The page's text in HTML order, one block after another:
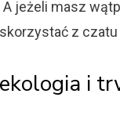
jeżeli masz
z
i